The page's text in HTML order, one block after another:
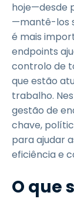
hoje—desde
—mantê-los
é mais
endpoints
controlo de
que estão
trabalho.
gestão de
chave,
para ajudar
eficiência e
O que